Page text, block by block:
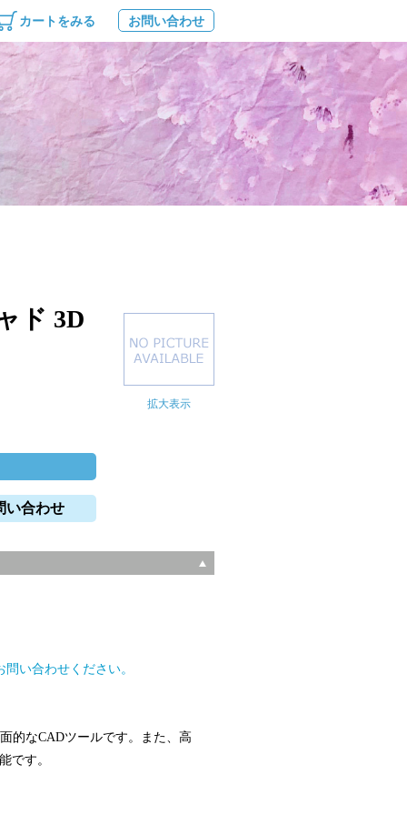
カートをみる お問い合わせ
拡大表示
ド 3D
い合わせ
問い合わせください。
的なCADツールです。また、高
です。